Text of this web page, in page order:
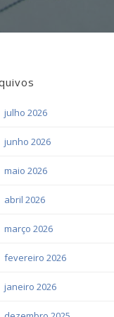
julho 2026
junho 2026
maio 2026
abril 2026
março 2026
fevereiro 2026
janeiro 2026